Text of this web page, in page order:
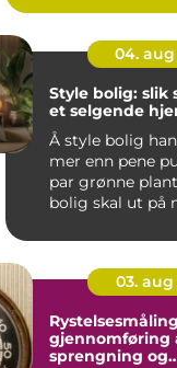
04. aug
Style bolig: slik
et selgende
Å style bolig
mer enn pene
par grønne
bolig skal ut på
03. aug
Rystelsesmåling trygg
gjennomføring
sprengning og